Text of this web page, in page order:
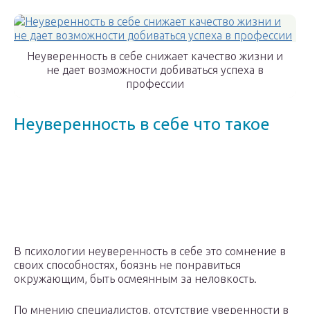
Неуверенность в себе снижает качество жизни и
не дает возможности добиваться успеха в
профессии
Неуверенность в себе что такое
В психологии неуверенность в себе это сомнение в
своих способностях, боязнь не понравиться
окружающим, быть осмеянным за неловкость.
По мнению специалистов, отсутствие уверенности в